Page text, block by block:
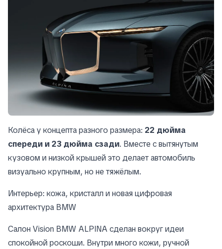
Колёса у концепта разного размера: 22 дюйма
спереди и 23 дюйма сзади. Вместе с вытянутым
кузовом и низкой крышей это делает автомобиль
визуально крупным, но не тяжёлым.
Интерьер: кожа, кристалл и новая цифровая
архитектура BMW
Салон Vision BMW ALPINA сделан вокруг идеи
спокойной роскоши. Внутри много кожи, ручной